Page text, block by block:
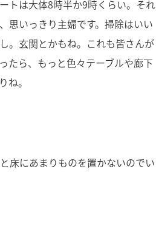
トは大体8時半か9時くらい。それ
思いっきり主婦です。掃除はいい
。玄関とかもね。これも皆さんが
たら、もっと色々テーブルや廊下
ね。
床にあまりものを置かないのでい